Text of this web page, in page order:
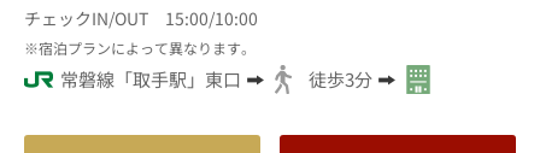
チェックIN/OUT 15:00/10:00
宿泊プランによって異なります。
常磐線「取手駅」東口 徒歩3分